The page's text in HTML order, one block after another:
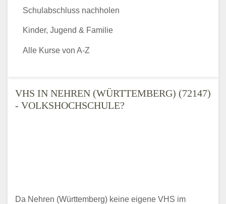
VHS IN NEHREN (WÜRTTEMBERG) (72147)
- VOLKSHOCHSCHULE?
Da Nehren (Württemberg) keine eigene VHS im
Schulabschluss nachholen
Kinder, Jugend & Familie
Alle Kurse von A-Z